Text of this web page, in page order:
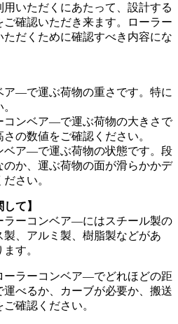
いただくにあたって、設計する
確認いただき来ます。ローラー
だくために確認すべき内容にな
―で運ぶ荷物の重さです。特に
ンベア―で運ぶ荷物の大きさで
の数値をご確認ください。
ア―で運ぶ荷物の状態です。段
か、運ぶ荷物の面が滑らかかデ
さい。
て】
ーコンベア―にはスチール製の
製、アルミ製、樹脂製などがあ
す。
ラーコンベア―でどれほどの距
べるか、カーブが必要か、搬送
確認ください。